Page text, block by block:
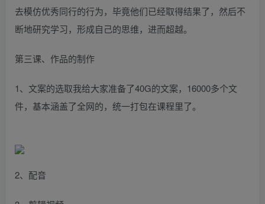
去模仿优秀同行的行为，毕竟他们已经取得结果了，然后不
断地研究学习，形成自己的思维，进而超越。
第三课、作品的制作
1、文案的选取我给大家准备了40G的文案，16000多个文
件，基本涵盖了全网的，统一打包在课程里了。
2、配音